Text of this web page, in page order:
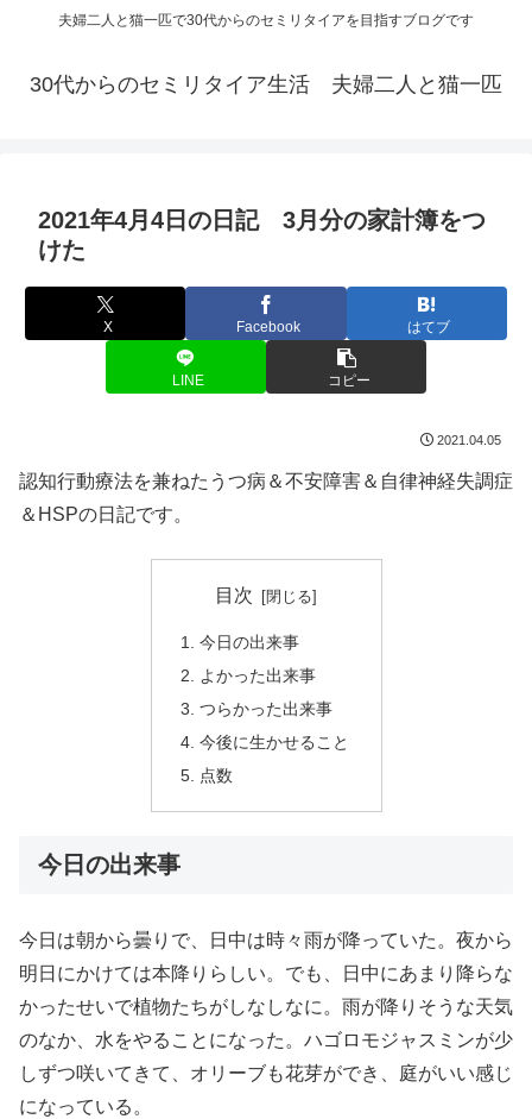
夫婦二人と猫一匹で30代からのセミリタイアを目指すブログです
30代からのセミリタイア生活 夫婦二人と猫一匹
2021年4月4日の日記 3月分の家計簿をつ
けた
X Facebook はてブ
LINE コピー
2021.04.05
認知行動療法を兼ねたうつ病＆不安障害＆自律神経失調症
＆HSPの日記です。
目次
今日の出来事
よかった出来事
つらかった出来事
今後に生かせること
点数
今日の出来事
今日は朝から曇りで、日中は時々雨が降っていた。夜から
明日にかけては本降りらしい。でも、日中にあまり降らな
かったせいで植物たちがしなしなに。雨が降りそうな天気
のなか、水をやることになった。ハゴロモジャスミンが少
しずつ咲いてきて、オリーブも花芽ができ、庭がいい感じ
になっている。